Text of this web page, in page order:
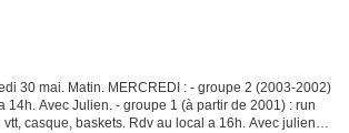
30 mai. Matin. MERCREDI : - groupe 2 (2003-2002)
14h. Avec Julien. - groupe 1 (à partir de 2001) : run
casque, baskets. Rdv au local a 16h. Avec julien.